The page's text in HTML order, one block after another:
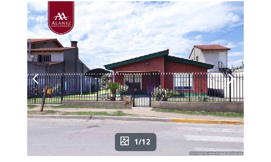
1/12